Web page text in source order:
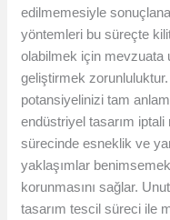
edilmemesiyle
yöntemleri bu süreçte
olabilmek için mevzuata
geliştirmek zorunluluktur.
potansiyelinizi tam
endüstriyel tasarım
sürecinde esneklik ve
yaklaşımlar
korunmasını sağlar.
tasarım tescil süreci ile